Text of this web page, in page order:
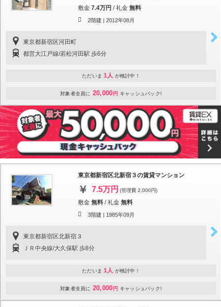
敷金 7.4万円 /礼金 無料
2階建 | 2012年08月
東京都新宿区河田町
都営大江戸線/若松河田駅 歩6分
ただいま 1人 が検討中！
対象者全員に 20,000 円 キャッシュバック!
東京都新宿区北新宿３の賃貸マンション
7.5万円 (管理費 2,000円)
敷金 無料 /礼金 無料
3階建 | 1985年09月
東京都新宿区北新宿３
ＪＲ中央線/大久保駅 歩8分
ただいま 1人 が検討中！
対象者全員に 20,000 円 キャッシュバック!